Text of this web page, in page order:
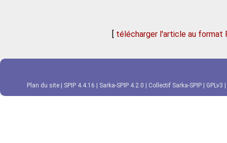
[ télécharger l'article au format
Plan du site SPIP 4.4.16 Sarka-SPIP 4.2.0 Collectif Sarka-SPIP GPLv3